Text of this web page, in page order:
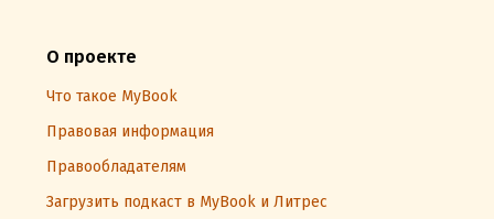
О проекте
Что такое MyBook
Правовая информация
Правообладателям
Загрузить подкаст в MyBook и Литрес